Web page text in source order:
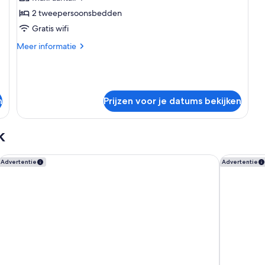
tweepersoonsbedden
(Classic)
laden
2 tweepersoonsbedden
Gratis wifi
Meer informatie
Meer
(Classic)
Prijzen voor je datums bekijken
Advertentie
Paris La Défense Esplanade Advertentie
Hotel Le